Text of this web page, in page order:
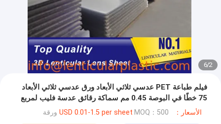
2
/
6
فيلم طباعة PET عدسي ثلاثي الأبعاد ورق عدسي ثلاثي الأبعاد
75 خطًا في البوصة 0.45 مم سماكة رقائق عدسة فليب لمربع
التعبئة
الأسعار：USD 0.01-1.5 per sheet MOQ：500 ورقة